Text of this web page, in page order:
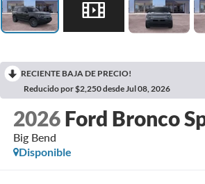
RECIENTE BAJA DE PRECIO!
Reducido por $2,250 desde Jul 08, 2026
2026 Ford Bronco
Big Bend
Disponible